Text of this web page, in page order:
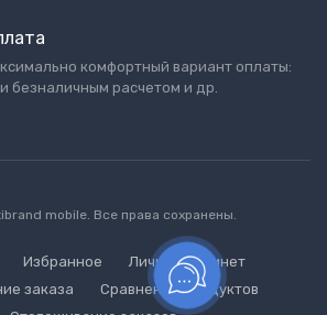
комфортный вариант оплаты:
безналичным расчетом и др.
mobile. Все права сохранены.
Избранное
Личный кабинет
заказа
Сравнение продуктов